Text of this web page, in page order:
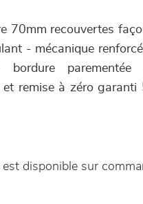
70mm recouvertes
- mécanique
parementée
remise à zéro garanti
disponible sur